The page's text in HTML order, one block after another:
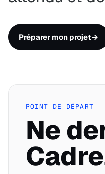
Préparer mon projet→
POINT DE DÉPART
Ne